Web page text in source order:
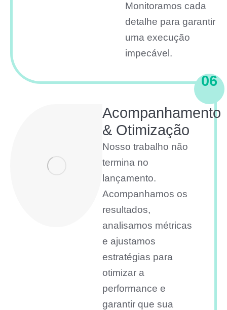
Monitoramos cada
detalhe para garantir
uma execução
impecável.
06
Acompanhamento
& Otimização
Nosso trabalho não
termina no
lançamento.
Acompanhamos os
resultados,
analisamos métricas
e ajustamos
estratégias para
otimizar a
performance e
garantir que sua